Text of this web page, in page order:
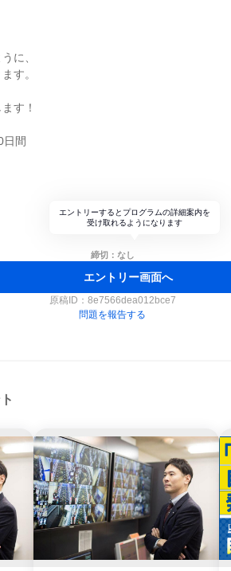
に、
す。
す！
間
エントリーするとプログラムの詳細案内を
受け取れるようになります
締切：なし
エントリー画面へ
原稿ID： 8e7566dea012bce7
問題を報告する